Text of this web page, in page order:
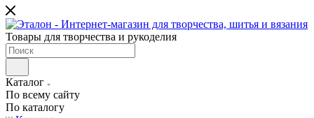
Товары для творчества и рукоделия
Каталог
По всему сайту
По каталогу